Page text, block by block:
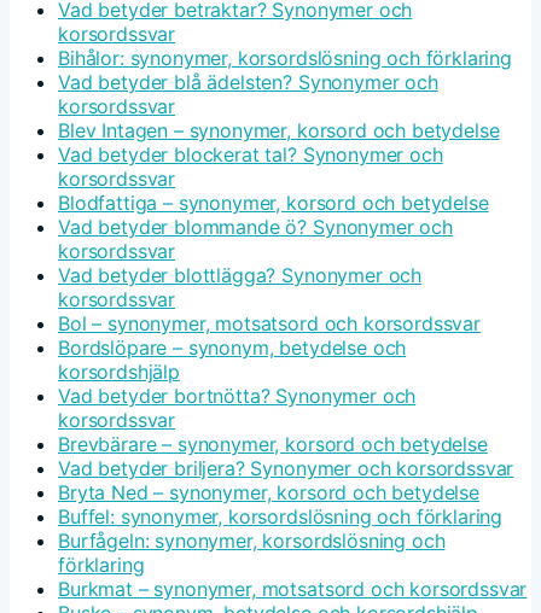
Vad betyder betraktar? Synonymer och
korsordssvar
Bihålor: synonymer, korsordslösning och förklaring
Vad betyder blå ädelsten? Synonymer och
korsordssvar
Blev Intagen – synonymer, korsord och betydelse
Vad betyder blockerat tal? Synonymer och
korsordssvar
Blodfattiga – synonymer, korsord och betydelse
Vad betyder blommande ö? Synonymer och
korsordssvar
Vad betyder blottlägga? Synonymer och
korsordssvar
Bol – synonymer, motsatsord och korsordssvar
Bordslöpare – synonym, betydelse och
korsordshjälp
Vad betyder bortnötta? Synonymer och
korsordssvar
Brevbärare – synonymer, korsord och betydelse
Vad betyder briljera? Synonymer och korsordssvar
Bryta Ned – synonymer, korsord och betydelse
Buffel: synonymer, korsordslösning och förklaring
Burfågeln: synonymer, korsordslösning och
förklaring
Burkmat – synonymer, motsatsord och korsordssvar